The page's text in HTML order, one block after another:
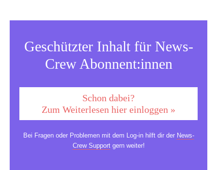
Geschützter Inhalt für News-
Crew Abonnent:innen
Schon dabei?
Zum Weiterlesen hier einloggen »
Bei Fragen oder Problemen mit dem Log-in hilft dir der News-
Crew Supportgern weiter!